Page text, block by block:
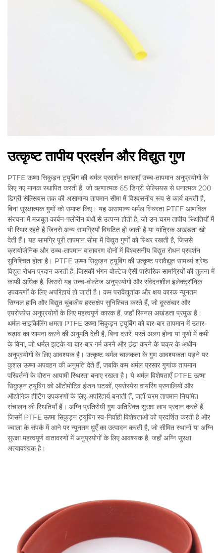
उत्कृष्ट तापीय प्रदर्शन और विद्युत गुण
PTFE ऊष्मा सिकुड़न ट्यूबिंग की थर्मल प्रदर्शन क्षमताएँ उच्च-तापमान अनुप्रयोगों के
लिए नए मानक स्थापित करती हैं, जो ऋणात्मक 65 डिग्री सेल्सियस से धनात्मक 200
डिग्री सेल्सियस तक की असामान्य तापमान सीमा में विश्वसनीय रूप से कार्य करती है,
बिना सुरक्षात्मक गुणों को समाप्त किए। यह असामान्य थर्मल स्थिरता PTFE आणविक
संरचना में मजबूत कार्बन-फ्लोरीन बंधों से उत्पन्न होती है, जो उन चरम तापीय स्थितियों में
भी स्थिर रहते हैं जिनसे अन्य सामग्रियाँ विघटित हो जाती हैं या यांत्रिक अखंडता खो
देती हैं। यह सामग्रि पूरी तापमान सीमा में विद्युत गुणों को स्थिर रखती है, जिससे
क्रायोजेनिक और उच्च-तापमान वातावरण दोनों में विश्वसनीय विद्युत रोधन प्रदर्शन
सुनिश्चित होता है। PTFE ऊष्मा सिकुड़न ट्यूबिंग की उत्कृष्ट परावैद्युत सामर्थ्य श्रेष्ठ
विद्युत रोधन प्रदान करती है, जिसकी भंगन वोल्टेज ऐसी पारंपरिक सामग्रियों की तुलना में
काफी अधिक है, जिससे यह उच्च-वोल्टेज अनुप्रयोगों और संवेदनशील इलेक्ट्रॉनिक
उपकरणों के लिए अपरिहार्य हो जाती है। कम परावैद्युतांक और क्षय कारक न्यूनतम
सिग्नल हानि और विद्युत चुंबकीय हस्तक्षेप सुनिश्चित करते हैं, जो दूरसंचार और
एयरोस्पेस अनुप्रयोगों के लिए महत्वपूर्ण कारक हैं, जहाँ सिग्नल अखंडता प्रमुख है।
थर्मल साइकिलिंग क्षमता PTFE ऊष्मा सिकुड़न ट्यूबिंग को बार-बार तापमान में उतार-
चढ़ाव का सामना करने की अनुमति देती है, बिना दरारें, परतें अलग होना या गुणों में कमी
के बिना, जो थर्मल झटके या बार-बार गर्म करने और ठंडा करने के चक्र के अधीन
अनुप्रयोगों के लिए आवश्यक है। उत्कृष्ट थर्मल चालकता के गुण आवश्यकता पड़ने पर
कुशल ऊष्मा अपवहन की अनुमति देते हैं, जबकि कम थर्मल प्रसार गुणांक तापमान
परिवर्तनों के दौरान आयामी स्थिरता बनाए रखता है। ये थर्मल विशेषताएँ PTFE ऊष्मा
सिकुड़न ट्यूबिंग को ऑटोमोटिव इंजन घटकों, एयरोस्पेस वायरिंग प्रणालियों और
औद्योगिक हीटिंग उपकरणों के लिए अपरिहार्य बनाती हैं, जहाँ चरम तापमान नियमित
संचालन की स्थितियाँ हैं। अग्नि प्रतिरोधी गुण अतिरिक्त सुरक्षा लाभ प्रदान करते हैं,
जिसमें PTFE ऊष्मा सिकुड़न ट्यूबिंग स्व-निर्वाही विशेषताओं को प्रदर्शित करती है और
ज्वाला के संपर्क में आने पर न्यूनतम धुएँ का उत्पादन करती है, जो सीमित स्थानों या अग्नि
सुरक्षा महत्वपूर्ण वातावरणों में अनुप्रयोगों के लिए आवश्यक है, जहाँ अग्नि सुरक्षा
अत्यावश्यक है।